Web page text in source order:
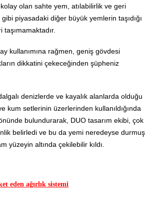
olan sahte yem, atılabilirlik ve geri
piyasadaki diğer büyük yemlerin taşıdığı
kullanımına rağmen, geniş gövdesi
dikkatini çekeceğinden şüpheniz
denizlerde ve kayalık alanlarda olduğu
kum setlerinin üzerlerinden kullanıldığında
bulundurarak, DUO tasarım ekibi, çok
belirledi ve bu da yemi neredeyse durmuş
yüzeyin altında çekilebilir kıldı.
eden ağırlık sistemi